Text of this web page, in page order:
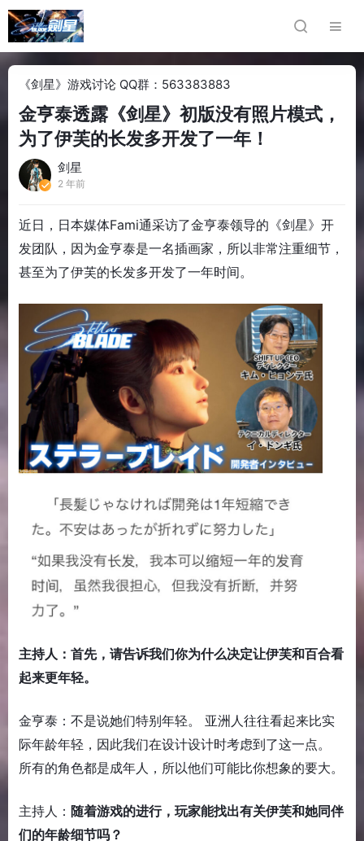
《剑星》游戏讨论 QQ群：563383883
金亨泰透露《剑星》初版没有照片模式，
为了伊芙的长发多开发了一年！
剑星
2 年前
近日，日本媒体Fami通采访了金亨泰领导的《剑星》开
发团队，因为金亨泰是一名插画家，所以非常注重细节，
甚至为了伊芙的长发多开发了一年时间。
主持人：首先，请告诉我们你为什么决定让伊芙和百合看
起来更年轻。
金亨泰：不是说她们特别年轻。 亚洲人往往看起来比实
际年龄年轻，因此我们在设计设计时考虑到了这一点。
所有的角色都是成年人，所以他们可能比你想象的要大。
主持人： 随着游戏的进行，玩家能找出有关伊芙和她同伴
们的年龄细节吗？